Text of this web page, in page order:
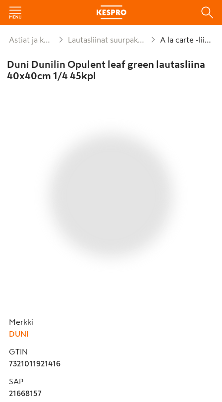
Astiat ja kattaus Lautasliinat suurpakkaukset A la carte -liinat
Duni Dunilin Opulent leaf green lautasliina
40x40cm 1/4 45kpl
Merkki
DUNI
GTIN
7321011921416
SAP
21668157